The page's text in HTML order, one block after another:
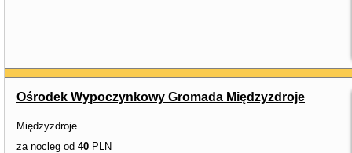
Ośrodek Wypoczynkowy Gromada Międzyzdroje
Międzyzdroje
za nocleg od 40 PLN